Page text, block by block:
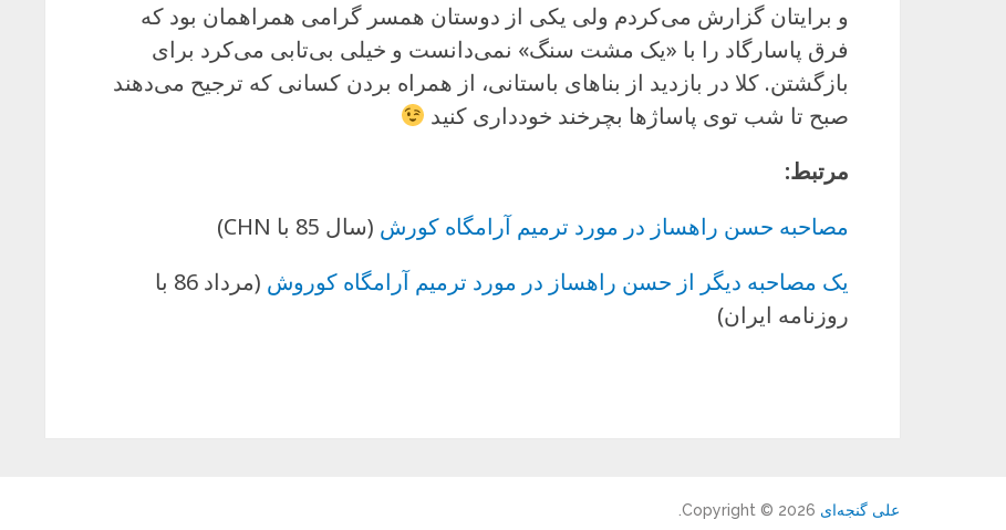
و برایتان گزارش می‌کردم ولی یکی از دوستان همسر گرامی همراهمان بود که
فرق پاسارگاد را با «یک مشت سنگ» نمی‌دانست و خیلی بی‌تابی می‌کرد برای
بازگشتن. کلا در بازدید از بناهای باستانی، از همراه بردن کسانی که ترجیح می‌دهند
صبح تا شب توی پاساژها بچرخند خودداری کنید
مرتبط:
مصاحبه حسن راهساز در مورد ترمیم آرامگاه کورش (سال 85 با CHN)
یک مصاحبه دیگر از حسن راهساز در مورد ترمیم آرامگاه کوروش
(مرداد 86 با
روزنامه ایران)
علی گنجه‌ای